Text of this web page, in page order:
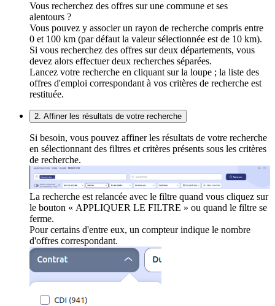
Vous recherchez des offres sur une commune et ses
alentours ?
Vous pouvez y associer un rayon de recherche compris entre
0 et 100 km (par défaut la valeur sélectionnée est de 10 km).
Si vous recherchez des offres sur deux départements, vous
devez alors effectuer deux recherches séparées.
Lancez votre recherche en cliquant sur la loupe ; la liste des
offres d'emploi correspondant à vos critères de recherche est
restituée.
2. Affiner les résultats de votre recherche
Si besoin, vous pouvez affiner les résultats de votre recherche
en sélectionnant des filtres et critères présents sous les critères
de recherche.
La recherche est relancée avec le filtre quand vous cliquez sur
le bouton « APPLIQUER LE FILTRE » ou quand le filtre se
ferme.
Pour certains d'entre eux, un compteur indique le nombre
d'offres correspondant.